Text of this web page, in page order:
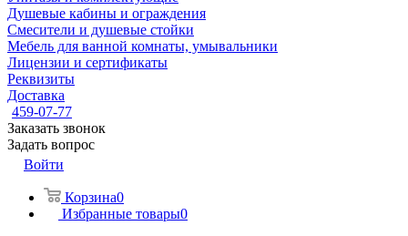
Душевые кабины и ограждения
Смесители и душевые стойки
Мебель для ванной комнаты, умывальники
Лицензии и сертификаты
Реквизиты
Доставка
459-07-77
Заказать звонок
Задать вопрос
Войти
Корзина0
Избранные товары0